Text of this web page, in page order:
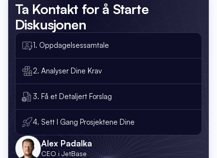
Ta Kontakt for å Starte
Diskusjonen
1. Oppdagelsessamtale
2. Analyser Dine Krav
3. Få et Detaljert Forslag
4. Sett I Gang Prosjektene Dine
Alex Padalka
CEO i JetBase